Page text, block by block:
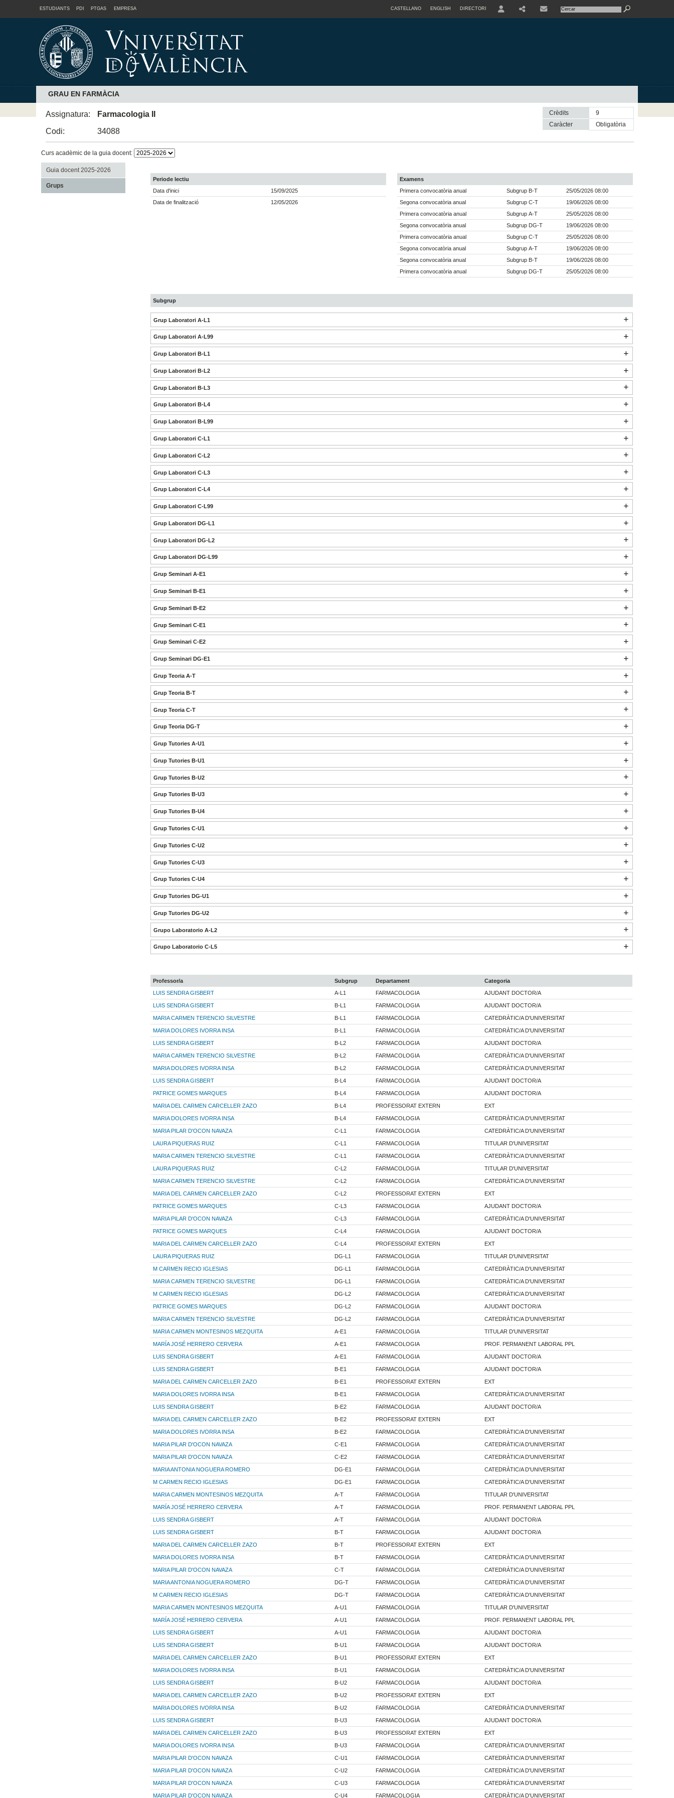
ESTUDIANTS PDI PTGAS EMPRESA CASTELLANO ENGLISH DIRECTORI
GRAU EN FARMÀCIA
Assignatura:
Farmacologia II
Codi:
34088
Crèdits
9
Caràcter
obligatòria
Curs acadèmic de la guia docent:
Guia docent 2025-2026
Grups
Periode lectiu
Data d'inici
15/09/2025
Data de finalització
12/05/2026
Examens
Primera convocatòria anual
Subgrup B-T
25/05/2026 08:00
Segona convocatòria anual
Subgrup C-T
19/06/2026 08:00
Primera convocatòria anual
Subgrup A-T
25/05/2026 08:00
Segona convocatòria anual
Subgrup DG-T
19/06/2026 08:00
Primera convocatòria anual
Subgrup C-T
25/05/2026 08:00
Segona convocatòria anual
Subgrup A-T
19/06/2026 08:00
Segona convocatòria anual
Subgrup B-T
19/06/2026 08:00
Primera convocatòria anual
Subgrup DG-T 25/05/2026 08:00
Subgrup
Grup Laboratori A-L1
Grup Laboratori A-L99
Grup Laboratori B-L1
Grup Laboratori B-L2
Grup Laboratori B-L3
Grup Laboratori B-L4
Grup Laboratori B-L99
Grup Laboratori C-L1
Grup Laboratori C-L2
Grup Laboratori C-L3
Grup Laboratori C-L4
Grup Laboratori C-L99
Grup Laboratori DG-L1
Grup Laboratori DG-L2
Grup Laboratori DG-L99
Grup Seminari A-E1
Grup Seminari B-E1
Grup Seminari B-E2
Grup Seminari C-E1
Grup Seminari C-E2
Grup Seminari DG-E1
Grup Teoria A-T
Grup Teoria B-T
Grup Teoria C-T
Grup Teoria DG-T
Grup Tutories A-U1
Grup Tutories B-U1
Grup Tutories B-U2
Grup Tutories B-U3
Grup Tutories B-U4
Grup Tutories C-U1
Grup Tutories C-U2
Grup Tutories C-U3
Grup Tutories C-U4
Grup Tutories DG-U1
Grup Tutories DG-U2
Grupo Laboratorio A-L2
Grupo Laboratorio C-L5
Professor/a Subgrup Departament
Categoria
LUIS SENDRA GISBERT
A-L1 FARMACOLOGIA AJUDANT DOCTOR/A
LUIS SENDRA GISBERT B-L1 FARMACOLOGIA AJUDANT DOCTOR/A
MARIA CARMEN TERENCIO SILVESTRE B-L1 FARMACOLOGIA CATEDRÀTIC/A D'UNIVERSITAT
MARIA DOLORES IVORRA INSA B-L1 FARMACOLOGIA CATEDRÀTIC/A D'UNIVERSITAT
LUIS SENDRA GISBERT B-L2 FARMACOLOGIA AJUDANT DOCTOR/A
MARIA CARMEN TERENCIO SILVESTRE B-L2 FARMACOLOGIA CATEDRÀTIC/A D'UNIVERSITAT
MARIA DOLORES IVORRA INSA B-L2 FARMACOLOGIA CATEDRÀTIC/A D'UNIVERSITAT
LUIS SENDRA GISBERT B-L4 FARMACOLOGIA AJUDANT DOCTOR/A
PATRICE GOMES MARQUES B-L4 FARMACOLOGIA AJUDANT DOCTOR/A
MARIA DEL CARMEN CARCELLER ZAZO B-L4 PROFESSORAT EXTERN EXT
MARIA DOLORES IVORRA INSA B-L4 FARMACOLOGIA CATEDRÀTIC/A D'UNIVERSITAT
MARIA PILAR D'OCON NAVAZA C-L1 FARMACOLOGIA CATEDRÀTIC/A D'UNIVERSITAT
LAURA PIQUERAS RUIZ C-L1 FARMACOLOGIA TITULAR D'UNIVERSITAT
MARIA CARMEN TERENCIO SILVESTRE C-L1 FARMACOLOGIA CATEDRÀTIC/A D'UNIVERSITAT
LAURA PIQUERAS RUIZ C-L2 FARMACOLOGIA TITULAR D'UNIVERSITAT
MARIA CARMEN TERENCIO SILVESTRE C-L2 FARMACOLOGIA CATEDRÀTIC/A D'UNIVERSITAT
MARIA DEL CARMEN CARCELLER ZAZO C-L2 PROFESSORAT EXTERN EXT
PATRICE GOMES MARQUES C-L3 FARMACOLOGIA AJUDANT DOCTOR/A
MARIA PILAR D'OCON NAVAZA C-L3 FARMACOLOGIA CATEDRÀTIC/A D'UNIVERSITAT
PATRICE GOMES MARQUES C-L4 FARMACOLOGIA AJUDANT DOCTOR/A
MARIA DEL CARMEN CARCELLER ZAZO C-L4 PROFESSORAT EXTERN EXT
LAURA PIQUERAS RUIZ DG-L1 FARMACOLOGIA TITULAR D'UNIVERSITAT
M CARMEN RECIO IGLESIAS DG-L1 FARMACOLOGIA CATEDRÀTIC/A D'UNIVERSITAT
MARIA CARMEN TERENCIO SILVESTRE DG-L1 FARMACOLOGIA CATEDRÀTIC/A D'UNIVERSITAT
M CARMEN RECIO IGLESIAS DG-L2 FARMACOLOGIA CATEDRÀTIC/A D'UNIVERSITAT
PATRICE GOMES MARQUES DG-L2 FARMACOLOGIA AJUDANT DOCTOR/A
MARIA CARMEN TERENCIO SILVESTRE DG-L2 FARMACOLOGIA CATEDRÀTIC/A D'UNIVERSITAT
MARIA CARMEN MONTESINOS MEZQUITA A-E1 FARMACOLOGIA TITULAR D'UNIVERSITAT
MARÍA JOSÉ HERRERO CERVERA A-E1 FARMACOLOGIA PROF. PERMANENT LABORAL PPL
LUIS SENDRA GISBERT A-E1 FARMACOLOGIA AJUDANT DOCTOR/A
LUIS SENDRA GISBERT B-E1 FARMACOLOGIA AJUDANT DOCTOR/A
MARIA DEL CARMEN CARCELLER ZAZO B-E1 PROFESSORAT EXTERN EXT
MARIA DOLORES IVORRA INSA B-E1 FARMACOLOGIA CATEDRÀTIC/A D'UNIVERSITAT
LUIS SENDRA GISBERT B-E2 FARMACOLOGIA AJUDANT DOCTOR/A
MARIA DEL CARMEN CARCELLER ZAZO B-E2 PROFESSORAT EXTERN EXT
MARIA DOLORES IVORRA INSA B-E2 FARMACOLOGIA CATEDRÀTIC/A D'UNIVERSITAT
MARIA PILAR D'OCON NAVAZA C-E1 FARMACOLOGIA CATEDRÀTIC/A D'UNIVERSITAT
MARIA PILAR D'OCON NAVAZA C-E2 FARMACOLOGIA CATEDRÀTIC/A D'UNIVERSITAT
MARIA ANTONIA NOGUERA ROMERO DG-E1 FARMACOLOGIA CATEDRÀTIC/A D'UNIVERSITAT
M CARMEN RECIO IGLESIAS DG-E1 FARMACOLOGIA CATEDRÀTIC/A D'UNIVERSITAT
MARIA CARMEN MONTESINOS MEZQUITA A-T FARMACOLOGIA TITULAR D'UNIVERSITAT
MARÍA JOSÉ HERRERO CERVERA A-T FARMACOLOGIA PROF. PERMANENT LABORAL PPL
LUIS SENDRA GISBERT A-T FARMACOLOGIA AJUDANT DOCTOR/A
LUIS SENDRA GISBERT B-T FARMACOLOGIA AJUDANT DOCTOR/A
MARIA DEL CARMEN CARCELLER ZAZO B-T PROFESSORAT EXTERN EXT
MARIA DOLORES IVORRA INSA B-T FARMACOLOGIA CATEDRÀTIC/A D'UNIVERSITAT
MARIA PILAR D'OCON NAVAZA C-T FARMACOLOGIA CATEDRÀTIC/A D'UNIVERSITAT
MARIA ANTONIA NOGUERA ROMERO DG-T FARMACOLOGIA CATEDRÀTIC/A D'UNIVERSITAT
M CARMEN RECIO IGLESIAS DG-T FARMACOLOGIA CATEDRÀTIC/A D'UNIVERSITAT
MARIA CARMEN MONTESINOS MEZQUITA A-U1 FARMACOLOGIA TITULAR D'UNIVERSITAT
MARÍA JOSÉ HERRERO CERVERA A-U1 FARMACOLOGIA PROF. PERMANENT LABORAL PPL
LUIS SENDRA GISBERT A-U1 FARMACOLOGIA AJUDANT DOCTOR/A
LUIS SENDRA GISBERT B-U1 FARMACOLOGIA AJUDANT DOCTOR/A
MARIA DEL CARMEN CARCELLER ZAZO B-U1 PROFESSORAT EXTERN EXT
MARIA DOLORES IVORRA INSA B-U1 FARMACOLOGIA CATEDRÀTIC/A D'UNIVERSITAT
LUIS SENDRA GISBERT B-U2 FARMACOLOGIA AJUDANT DOCTOR/A
MARIA DEL CARMEN CARCELLER ZAZO B-U2 PROFESSORAT EXTERN EXT
MARIA DOLORES IVORRA INSA B-U2 FARMACOLOGIA CATEDRÀTIC/A D'UNIVERSITAT
LUIS SENDRA GISBERT B-U3 FARMACOLOGIA AJUDANT DOCTOR/A
MARIA DEL CARMEN CARCELLER ZAZO B-U3 PROFESSORAT EXTERN EXT
MARIA DOLORES IVORRA INSA B-U3 FARMACOLOGIA CATEDRÀTIC/A D'UNIVERSITAT
MARIA PILAR D'OCON NAVAZA C-U1 FARMACOLOGIA CATEDRÀTIC/A D'UNIVERSITAT
MARIA PILAR D'OCON NAVAZA C-U2 FARMACOLOGIA CATEDRÀTIC/A D'UNIVERSITAT
MARIA PILAR D'OCON NAVAZA C-U3 FARMACOLOGIA CATEDRÀTIC/A D'UNIVERSITAT
MARIA PILAR D'OCON NAVAZA C-U4 FARMACOLOGIA CATEDRÀTIC/A D'UNIVERSITAT